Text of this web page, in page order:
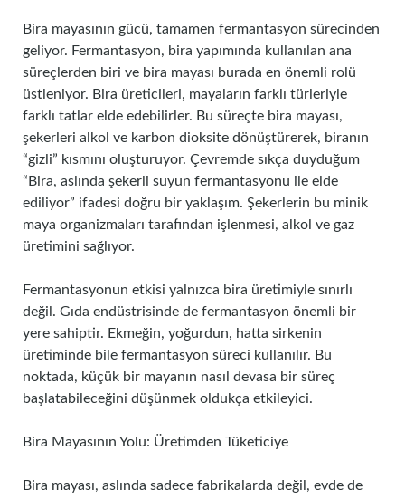
Bira mayasının gücü, tamamen fermantasyon sürecinden
geliyor. Fermantasyon, bira yapımında kullanılan ana
süreçlerden biri ve bira mayası burada en önemli rolü
üstleniyor. Bira üreticileri, mayaların farklı türleriyle
farklı tatlar elde edebilirler. Bu süreçte bira mayası,
şekerleri alkol ve karbon dioksite dönüştürerek, biranın
“gizli” kısmını oluşturuyor. Çevremde sıkça duyduğum
“Bira, aslında şekerli suyun fermantasyonu ile elde
ediliyor” ifadesi doğru bir yaklaşım. Şekerlerin bu minik
maya organizmaları tarafından işlenmesi, alkol ve gaz
üretimini sağlıyor.
Fermantasyonun etkisi yalnızca bira üretimiyle sınırlı
değil. Gıda endüstrisinde de fermantasyon önemli bir
yere sahiptir. Ekmeğin, yoğurdun, hatta sirkenin
üretiminde bile fermantasyon süreci kullanılır. Bu
noktada, küçük bir mayanın nasıl devasa bir süreç
başlatabileceğini düşünmek oldukça etkileyici.
Bira Mayasının Yolu: Üretimden Tüketiciye
Bira mayası, aslında sadece fabrikalarda değil, evde de